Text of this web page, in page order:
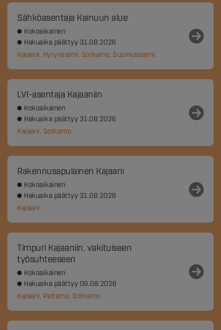
Sähköasentaja Kainuun alue
Kokoaikainen
Hakuaika päättyy 31.08.2026
Kajaani, Hyrynsalmi, Sotkamo, Suomussalmi
LVI-asentaja Kajaaniin
Kokoaikainen
Hakuaika päättyy 31.08.2026
Kajaani, Sotkamo
Rakennusapulainen Kajaani
Kokoaikainen
Hakuaika päättyy 31.08.2026
Kajaani
Timpuri Kajaaniin, vakituiseen
työsuhteeseen
Kokoaikainen
Hakuaika päättyy 09.08.2026
Kajaani, Paltamo, Sotkamo